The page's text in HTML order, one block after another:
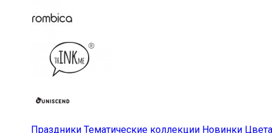
Праздники Тематические коллекции Новинки Цвета